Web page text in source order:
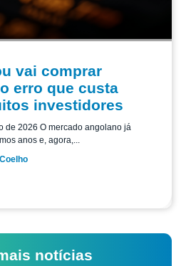
vai comprar
erro que custa
investidores
de 2026 O mercado angolano já
anos e, agora,...
notícias